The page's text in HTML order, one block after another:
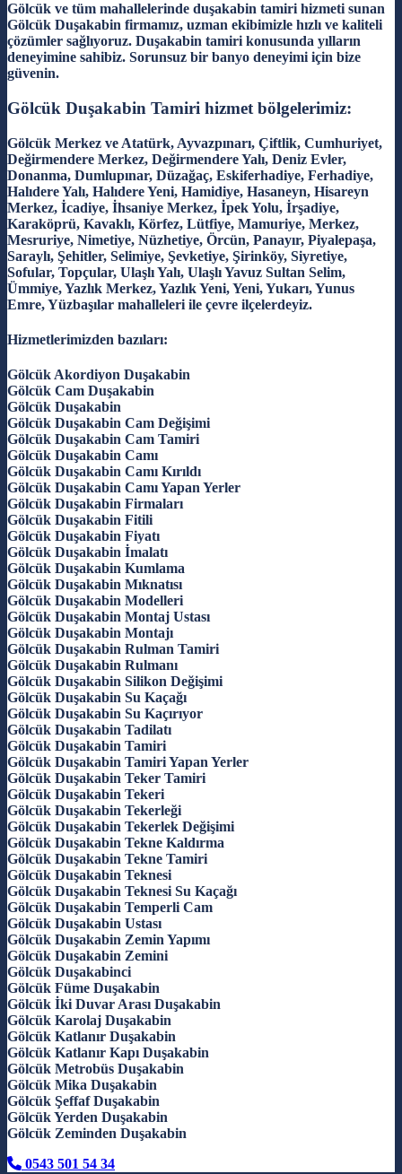
Gölcük ve tüm mahallelerinde duşakabin tamiri hizmeti sunan
Gölcük Duşakabin firmamız, uzman ekibimizle hızlı ve kaliteli
çözümler sağlıyoruz. Duşakabin tamiri konusunda yılların
deneyimine sahibiz. Sorunsuz bir banyo deneyimi için bize
güvenin.
Gölcük Duşakabin Tamiri hizmet bölgelerimiz:
Gölcük Merkez ve Atatürk, Ayvazpınarı, Çiftlik, Cumhuriyet,
Değirmendere Merkez, Değirmendere Yalı, Deniz Evler,
Donanma, Dumlupınar, Düzağaç, Eskiferhadiye, Ferhadiye,
Halıdere Yalı, Halıdere Yeni, Hamidiye, Hasaneyn, Hisareyn
Merkez, İcadiye, İhsaniye Merkez, İpek Yolu, İrşadiye,
Karaköprü, Kavaklı, Körfez, Lütfiye, Mamuriye, Merkez,
Mesruriye, Nimetiye, Nüzhetiye, Örcün, Panayır, Piyalepaşa,
Saraylı, Şehitler, Selimiye, Şevketiye, Şirinköy, Siyretiye,
Sofular, Topçular, Ulaşlı Yalı, Ulaşlı Yavuz Sultan Selim,
Ümmiye, Yazlık Merkez, Yazlık Yeni, Yeni, Yukarı, Yunus
Emre, Yüzbaşılar mahalleleri ile çevre ilçelerdeyiz.
Hizmetlerimizden bazıları:
Gölcük Akordiyon Duşakabin
Gölcük Cam Duşakabin
Gölcük Duşakabin
Gölcük Duşakabin Cam Değişimi
Gölcük Duşakabin Cam Tamiri
Gölcük Duşakabin Camı
Gölcük Duşakabin Camı Kırıldı
Gölcük Duşakabin Camı Yapan Yerler
Gölcük Duşakabin Firmaları
Gölcük Duşakabin Fitili
Gölcük Duşakabin Fiyatı
Gölcük Duşakabin İmalatı
Gölcük Duşakabin Kumlama
Gölcük Duşakabin Mıknatısı
Gölcük Duşakabin Modelleri
Gölcük Duşakabin Montaj Ustası
Gölcük Duşakabin Montajı
Gölcük Duşakabin Rulman Tamiri
Gölcük Duşakabin Rulmanı
Gölcük Duşakabin Silikon Değişimi
Gölcük Duşakabin Su Kaçağı
Gölcük Duşakabin Su Kaçırıyor
Gölcük Duşakabin Tadilatı
Gölcük Duşakabin Tamiri
Gölcük Duşakabin Tamiri Yapan Yerler
Gölcük Duşakabin Teker Tamiri
Gölcük Duşakabin Tekeri
Gölcük Duşakabin Tekerleği
Gölcük Duşakabin Tekerlek Değişimi
Gölcük Duşakabin Tekne Kaldırma
Gölcük Duşakabin Tekne Tamiri
Gölcük Duşakabin Teknesi
Gölcük Duşakabin Teknesi Su Kaçağı
Gölcük Duşakabin Temperli Cam
Gölcük Duşakabin Ustası
Gölcük Duşakabin Zemin Yapımı
Gölcük Duşakabin Zemini
Gölcük Duşakabinci
Gölcük Füme Duşakabin
Gölcük İki Duvar Arası Duşakabin
Gölcük Karolaj Duşakabin
Gölcük Katlanır Duşakabin
Gölcük Katlanır Kapı Duşakabin
Gölcük Metrobüs Duşakabin
Gölcük Mika Duşakabin
Gölcük Şeffaf Duşakabin
Gölcük Yerden Duşakabin
Gölcük Zeminden Duşakabin
0543 501 54 34